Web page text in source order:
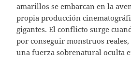
amarillos se embarcan en la
propia producción
gigantes. El conflicto surge
por conseguir monstruos
una fuerza sobrenatural oculta